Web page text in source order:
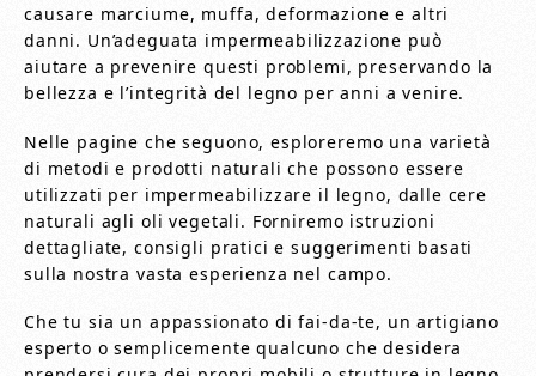
causare marciume, muffa, deformazione e altri
danni. Un’adeguata impermeabilizzazione può
aiutare a prevenire questi problemi, preservando la
bellezza e l’integrità del legno per anni a venire.
Nelle pagine che seguono, esploreremo una varietà
di metodi e prodotti naturali che possono essere
utilizzati per impermeabilizzare il legno, dalle cere
naturali agli oli vegetali. Forniremo istruzioni
dettagliate, consigli pratici e suggerimenti basati
sulla nostra vasta esperienza nel campo.
Che tu sia un appassionato di fai-da-te, un artigiano
esperto o semplicemente qualcuno che desidera